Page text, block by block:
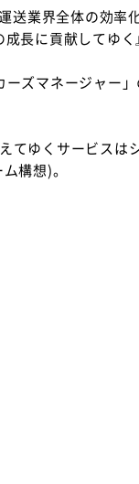
業界全体の効率
長に貢献してゆく
ズマネージャー
てゆくサービスは
構想)。